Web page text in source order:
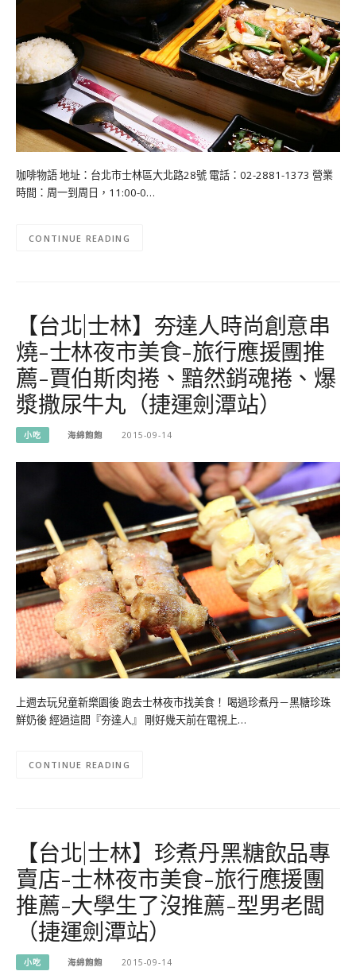
咖啡物語 地址：台北市士林區大北路28號 電話：02-2881-1373 營業
時間：周一到周日，11:00-0…
CONTINUE READING
【台北|士林】夯達人時尚創意串
燒-士林夜市美食-旅行應援團推
薦-賈伯斯肉捲、黯然銷魂捲、爆
漿撒尿牛丸（捷運劍潭站）
小吃 海綿飽飽 2015-09-14
上週去玩兒童新樂園後 跑去士林夜市找美食！ 喝過珍煮丹－黑糖珍珠
鮮奶後 經過這間『夯達人』 剛好幾天前在電視上…
CONTINUE READING
【台北|士林】珍煮丹黑糖飲品專
賣店-士林夜市美食-旅行應援團
推薦-大學生了沒推薦-型男老闆
（捷運劍潭站）
小吃 海綿飽飽 2015-09-14